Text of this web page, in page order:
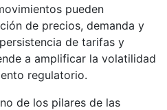
pueden
de precios, demanda y
de tarifas y
a amplificar la volatilidad
regulatorio.
de los pilares de las